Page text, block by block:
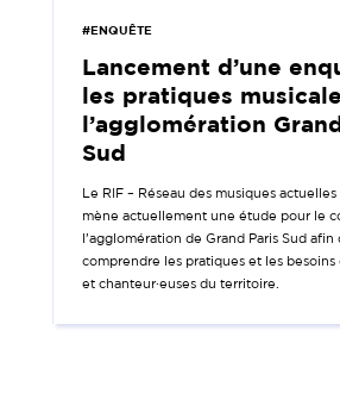
#ENQUÊTE
Lancement d’une
les pratiques
l’agglomération
Sud
Le RIF – Réseau des musiques
mène actuellement une étude pour le
l’agglomération de Grand Paris Sud afin
comprendre les pratiques et les besoins
et chanteur·euses du territoire.